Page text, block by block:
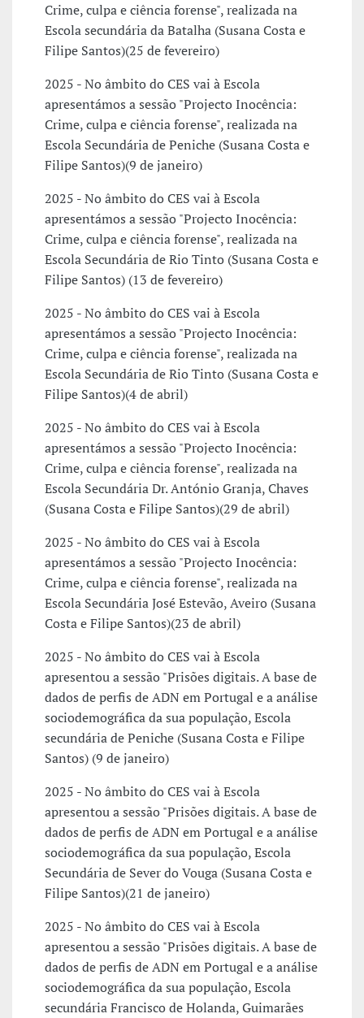
Crime, culpa e ciência forense", realizada na
Escola secundária da Batalha (Susana Costa e
Filipe Santos)(25 de fevereiro)
2025 - No âmbito do CES vai à Escola
apresentámos a sessão "Projecto Inocência:
Crime, culpa e ciência forense", realizada na
Escola Secundária de Peniche (Susana Costa e
Filipe Santos)(9 de janeiro)
2025 - No âmbito do CES vai à Escola
apresentámos a sessão "Projecto Inocência:
Crime, culpa e ciência forense", realizada na
Escola Secundária de Rio Tinto (Susana Costa e
Filipe Santos) (13 de fevereiro)
2025 - No âmbito do CES vai à Escola
apresentámos a sessão "Projecto Inocência:
Crime, culpa e ciência forense", realizada na
Escola Secundária de Rio Tinto (Susana Costa e
Filipe Santos)(4 de abril)
2025 - No âmbito do CES vai à Escola
apresentámos a sessão "Projecto Inocência:
Crime, culpa e ciência forense", realizada na
Escola Secundária Dr. António Granja, Chaves
(Susana Costa e Filipe Santos)(29 de abril)
2025 - No âmbito do CES vai à Escola
apresentámos a sessão "Projecto Inocência:
Crime, culpa e ciência forense", realizada na
Escola Secundária José Estevão, Aveiro (Susana
Costa e Filipe Santos)(23 de abril)
2025 - No âmbito do CES vai à Escola
apresentou a sessão "Prisões digitais. A base de
dados de perfis de ADN em Portugal e a análise
sociodemográfica da sua população, Escola
secundária de Peniche (Susana Costa e Filipe
Santos) (9 de janeiro)
2025 - No âmbito do CES vai à Escola
apresentou a sessão "Prisões digitais. A base de
dados de perfis de ADN em Portugal e a análise
sociodemográfica da sua população, Escola
Secundária de Sever do Vouga (Susana Costa e
Filipe Santos)(21 de janeiro)
2025 - No âmbito do CES vai à Escola
apresentou a sessão "Prisões digitais. A base de
dados de perfis de ADN em Portugal e a análise
sociodemográfica da sua população, Escola
secundária Francisco de Holanda, Guimarães